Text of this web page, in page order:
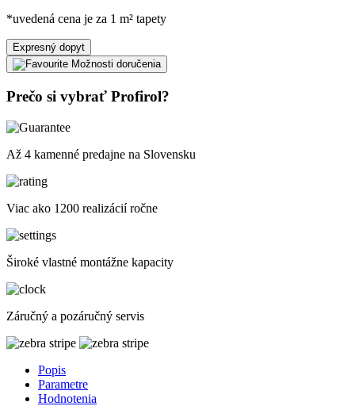
*uvedená cena je za 1 m² tapety
Expresný dopyt
Možnosti doručenia
Prečo si vybrať Profirol?
Až 4 kamenné predajne na Slovensku
Viac ako 1200 realizácií ročne
Široké vlastné montážne kapacity
Záručný a pozáručný servis
Popis
Parametre
Hodnotenia